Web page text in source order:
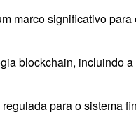
marco significativo
blockchain, incluindo a
para o sistema